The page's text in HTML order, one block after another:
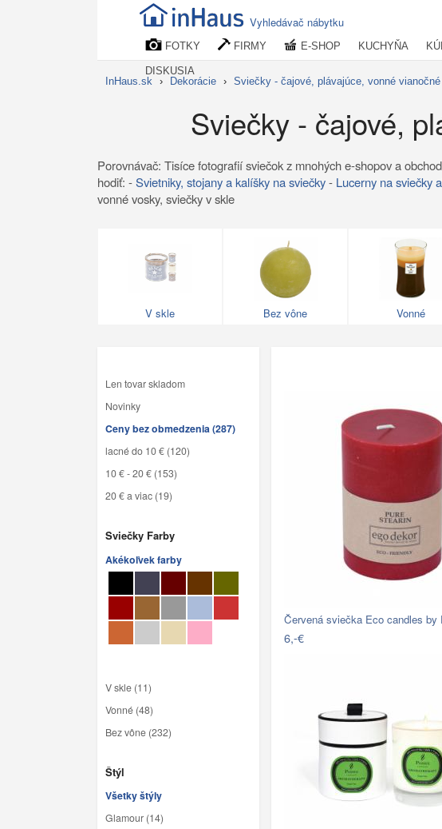
Vyhledávač nábytku
FOTKY FIRMY E-SHOP KUCHYŇA
DISKUSIA
InHaus.sk › Dekorácie › Sviečky - čajové, plávajúce, vonné
Sviečky - čajové,
Porovnávač: Tisíce fotografií sviečok z mnohých e-shopov a
hodiť: -Svietniky, stojany a kalíšky na sviečky- Lucerny na sviečky
vonné vosky, sviečky v skle
V skle Bez vône Vonné
Len tovar skladom
Novinky
Ceny bez obmedzenia (287)
lacné do 10 € (120)
10 € - 20 € (153)
20 € a viac (19)
Sviečky Farby
Akékoľvek farby
V skle (11)
Vonné (48)
Bez vône (232)
Štýl
Všetky štýly
Glamour (14)
Červená sviečka Eco candles
6,-€